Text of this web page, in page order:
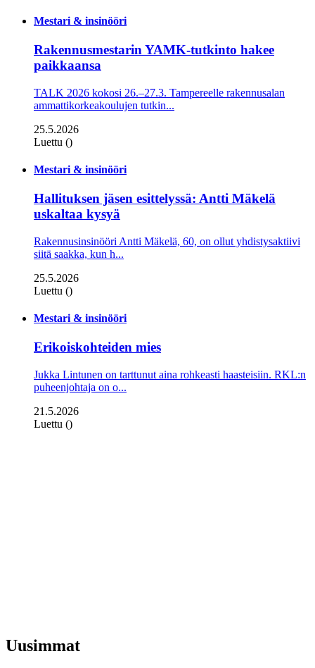
Mestari & insinööri
Rakennusmestarin YAMK-tutkinto hakee
paikkaansa
TALK 2026 kokosi 26.–27.3. Tampereelle rakennusalan
ammattikorkeakoulujen tutkin...
25.5.2026
Luettu ()
Mestari & insinööri
Hallituksen jäsen esittelyssä: Antti Mäkelä
uskaltaa kysyä
Rakennusinsinööri Antti Mäkelä, 60, on ollut yhdistysaktiivi
siitä saakka, kun h...
25.5.2026
Luettu ()
Mestari & insinööri
Erikoiskohteiden mies
Jukka Lintunen on tarttunut aina rohkeasti haasteisiin. RKL:n
puheenjohtaja on o...
21.5.2026
Luettu ()
Uusimmat